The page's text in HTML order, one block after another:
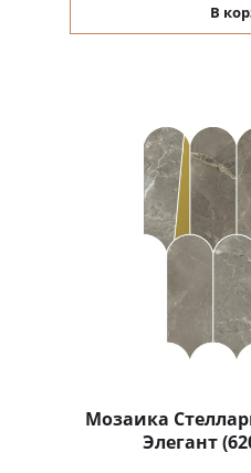
В
Мозаика
Элегант